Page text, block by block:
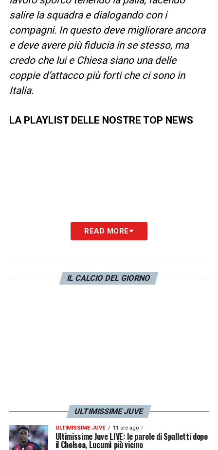
salire la squadra e dialogando con i
compagni. In questo deve migliorare ancora
e deve avere più fiducia in se stesso, ma
credo che lui e Chiesa siano una delle
coppie d’attacco più forti che ci sono in
Italia.
LA PLAYLIST DELLE NOSTRE TOP NEWS
READ MORE
IL CALCIO DEL GIORNO
ULTIMISSIME JUVE
ULTIMISSIME JUVE 11 ore ago
Ultimissime Juve LIVE: le parole di Spalletti dopo
il Chelsea, Lucumì più vicino